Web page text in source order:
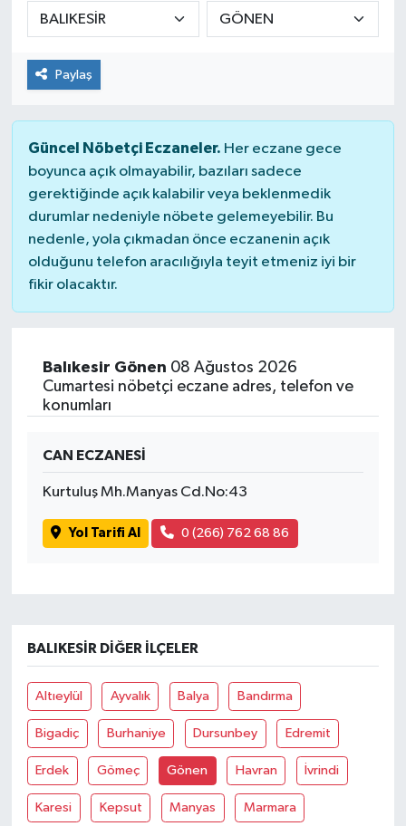
Paylaş
Güncel Nöbetçi Eczaneler. Her eczane gece
boyunca açık olmayabilir, bazıları sadece
gerektiğinde açık kalabilir veya beklenmedik
durumlar nedeniyle nöbete gelemeyebilir. Bu
nedenle, yola çıkmadan önce eczanenin açık
olduğunu telefon aracılığıyla teyit etmeniz iyi bir
fikir olacaktır.
Balıkesir Gönen 08 Ağustos 2026
Cumartesi nöbetçi eczane adres, telefon ve
konumları
CAN ECZANESİ
Kurtuluş Mh.Manyas Cd.No:43
Yol Tarifi Al 0 (266) 762 68 86
BALIKESIR DIĞER İLÇELER
Altıeylül Ayvalık Balya Bandırma
Bigadiç Burhaniye Dursunbey Edremit
Erdek Gömeç Gönen Havran İvrindi
Karesi Kepsut Manyas Marmara
Dursunbey
Edremit
EĞİTİM
EKONOMİ
Erdek
Gömeç
Havran
İvrindi
KENT GÜNDEMİ
Kepsut
MANŞET
Manyas
OLAY
OTOMOTİV